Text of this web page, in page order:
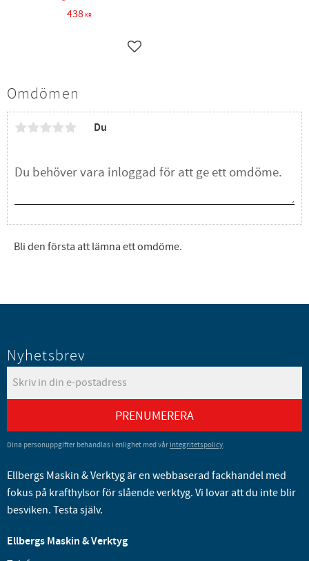
Omdömen
Du
Bli den första att lämna ett omdöme.
438KR
Lägg till i favoriter
Nyhetsbrev
PRENUMERERA
Dina personuppgifter behandlas i enlighet med vår integritetspolicy.
Ellbergs Maskin & Verktyg är en webbaserad fackhandel med
fokus på krafthylsor för slående verktyg. Vi lovar att du inte blir
besviken. Testa själv.
Ellbergs Maskin & Verktyg